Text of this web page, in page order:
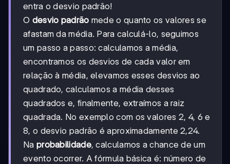
entra o desvio padrão!
O desvio padrão mede o quanto os valores se
afastam da média. Para calculá-lo, seguimos
um passo a passo: calculamos a média,
encontramos os desvios de cada valor em
relação à média, elevamos esses desvios ao
quadrado, calculamos a média desses
quadrados e, finalmente, extraímos a raiz
quadrada. No exemplo com os valores 2, 4, 6 e
8, o desvio padrão é aproximadamente 2,24.
Na probabilidade, calculamos a chance de um
evento ocorrer. A fórmula básica é: número de